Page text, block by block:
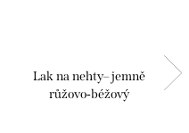
Lak na nehty– jemně
růžovo‑béžový